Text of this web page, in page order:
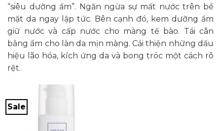
“siêu dưỡng ẩm”. Ngăn ngừa sự mất nước trên bề
mặt da ngay lập tức. Bên cạnh đó, kem dưỡng ẩm
giữ nước và cấp nước cho màng tế bào. Tái cân
bằng ẩm cho làn da mịn màng. Cải thiện những dấu
hiệu lão hóa, kích ứng da và bong tróc một cách rõ
rệt.
Sale